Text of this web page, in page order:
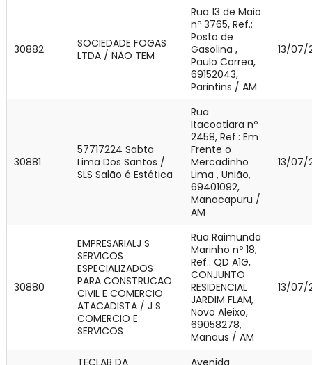
30882
SOCIEDADE FOGAS
LTDA / NÃO TEM
Rua 13 de Maio
nº 3765, Ref.:
Posto de
Gasolina ,
Paulo Correa,
69152043,
Parintins / AM
13/07/
30881
57717224 Sabta
Lima Dos Santos /
SLS Salão é Estética
Rua
Itacoatiara nº
2458, Ref.: Em
Frente o
Mercadinho
Lima , União,
69401092,
Manacapuru /
AM
13/07/
30880
EMPRESARIALJ S
SERVICOS
ESPECIALIZADOS
PARA CONSTRUCAO
CIVIL E COMERCIO
ATACADISTA / J S
COMERCIO E
SERVICOS
Rua Raimunda
Marinho nº 18,
Ref.: QD A1G,
CONJUNTO
RESIDENCIAL
JARDIM FLAM,
Novo Aleixo,
69058278,
Manaus / AM
13/07/